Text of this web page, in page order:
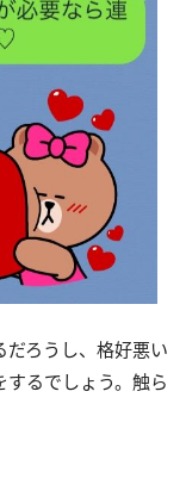
ろうし、格好悪い
るでしょう。触ら